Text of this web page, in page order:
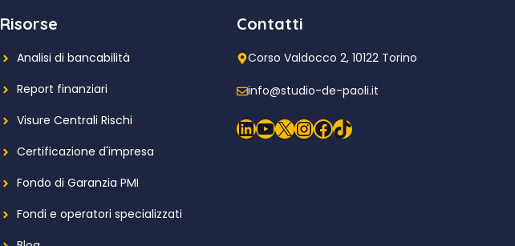
Risorse
Analisi di bancabilità
Report finanziari
Visure Centrali Rischi
Certificazione d'impresa
Fondo di Garanzia PMI
Fondi e operatori specializzati
Contatti
Corso Valdocco 2, 10122 Torino
info@studio-de-paoli.it
LinkedIn
YouTube
X Instagram
Facebook
TikTok